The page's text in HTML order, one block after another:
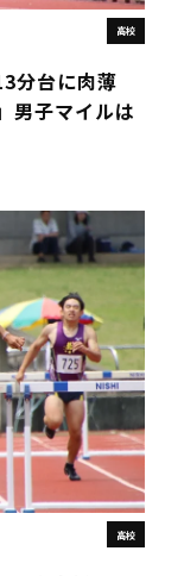
高校
分台に肉薄
男子マイルは
高校